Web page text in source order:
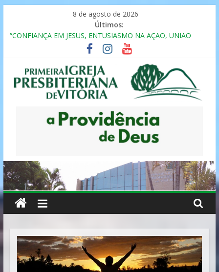
8 de agosto de 2026
Últimos:
“CONFIANÇA EM JESUS, ENTUSIASMO NA AÇÃO, UNIÃO
Formação em Inclusão, Ensino e Relacionamento com
Pessoas Atípicas
12º ENCONTRO DE CASAIS
Primeira
Presbiteriana
de
Vitória